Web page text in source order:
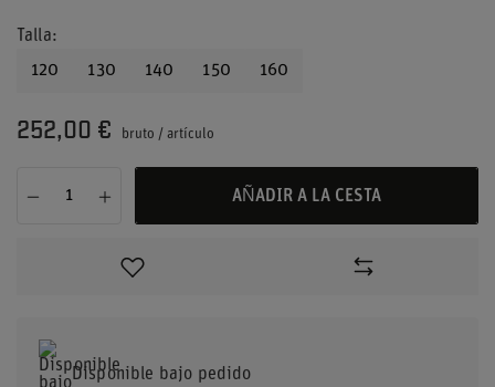
Talla
120
130 140 150 160
252,00 € bruto / artículo
AÑADIR A LA CESTA
Disponible bajo pedido